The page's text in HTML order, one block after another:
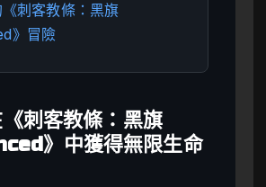
刺客教條：黑旗
》冒險
刺客教條：黑旗
》中獲得無限生命